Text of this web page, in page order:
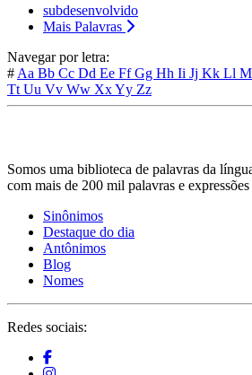
subdesenvolvido
Mais Palavras
Navegar por letra:
# Aa Bb Cc Dd Ee FfGg Hh Ii Jj Kk Ll
Tt Uu Vv Ww XxYy Zz
Somos uma biblioteca de palavras da
com mais de 200 mil palavras e
Sinônimos
Destaque do dia
Antônimos
Blog
Nomes
Redes sociais: